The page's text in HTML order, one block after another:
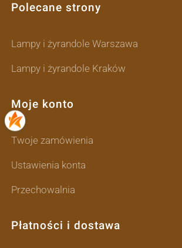
Polecane strony
Lampy i żyrandole Warszawa
Lampy i żyrandole Kraków
Moje konto
Twoje zamówienia
Ustawienia konta
Przechowalnia
Płatności i dostawa